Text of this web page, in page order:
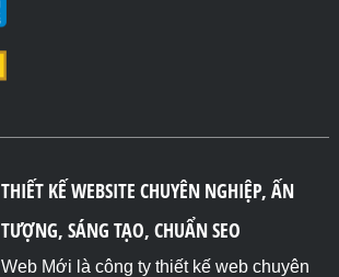
THIẾT KẾ WEBSITE CHUYÊN NGHIỆP, ẤN
TƯỢNG, SÁNG TẠO, CHUẨN SEO
Web Mới là công ty thiết kế web chuyên